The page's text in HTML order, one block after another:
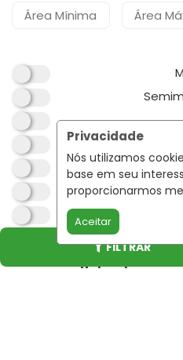
Privacidade
Nós utilizamos
base em seu
proporcionarmos
Aceitar
Estuda
Minha Casa
Comodidades
FILTRAR